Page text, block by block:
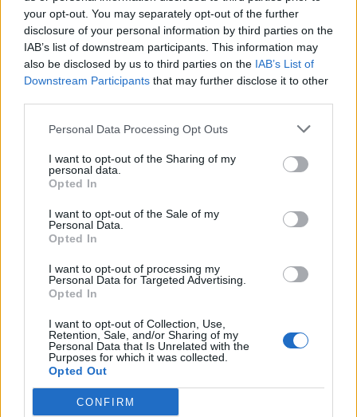
your opt-out. You may separately opt-out of the further
disclosure of your personal information by third parties on the
IAB’s list of downstream participants. This information may
also be disclosed by us to third parties on the IAB’s List of
Downstream Participants that may further disclose it to other
Personal Data Processing Opt Outs
I want to opt-out of the Sharing of my
personal data.
Opted In
I want to opt-out of the Sale of my
Personal Data.
Opted In
I want to opt-out of processing my
Personal Data for Targeted Advertising.
Opted In
I want to opt-out of Collection, Use,
Retention, Sale, and/or Sharing of my
Personal Data that Is Unrelated with the
Purposes for which it was collected.
Opted Out
CONFIRM
T. szereti a fiatal lányokat 14. rész
nőknek, amikor segítséget kérnek?
gyűjteménye
Elyna Robbs: Adéle és az örökölt árnyak
13. rész
Woody Allen megosztó zsenialitása